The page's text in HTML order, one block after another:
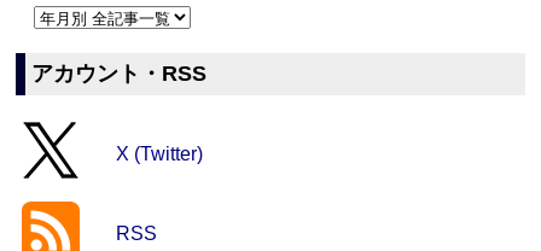
アカウント・RSS
X (Twitter)
RSS